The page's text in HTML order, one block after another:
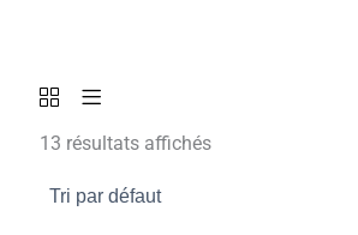
13 résultats affichés